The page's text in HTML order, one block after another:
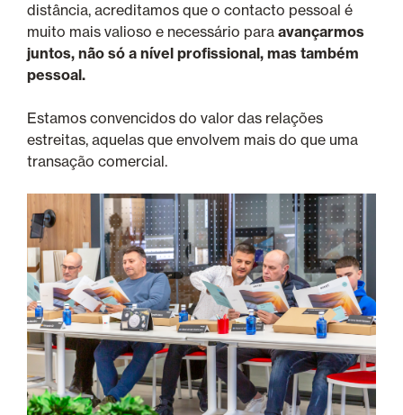
distância, acreditamos que o contacto pessoal é
muito mais valioso e necessário para avançarmos
juntos, não só a nível profissional, mas também
pessoal.
Estamos convencidos do valor das relações
estreitas, aquelas que envolvem mais do que uma
transação comercial.